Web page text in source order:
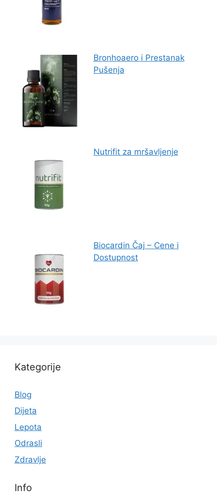
Bronhoaero i Prestanak
Pušenja
Nutrifit za mršavljenje
Biocardin Čaj – Cene i
Dostupnost
Kategorije
Blog
Dijeta
Lepota
Odrasli
Zdravlje
Info